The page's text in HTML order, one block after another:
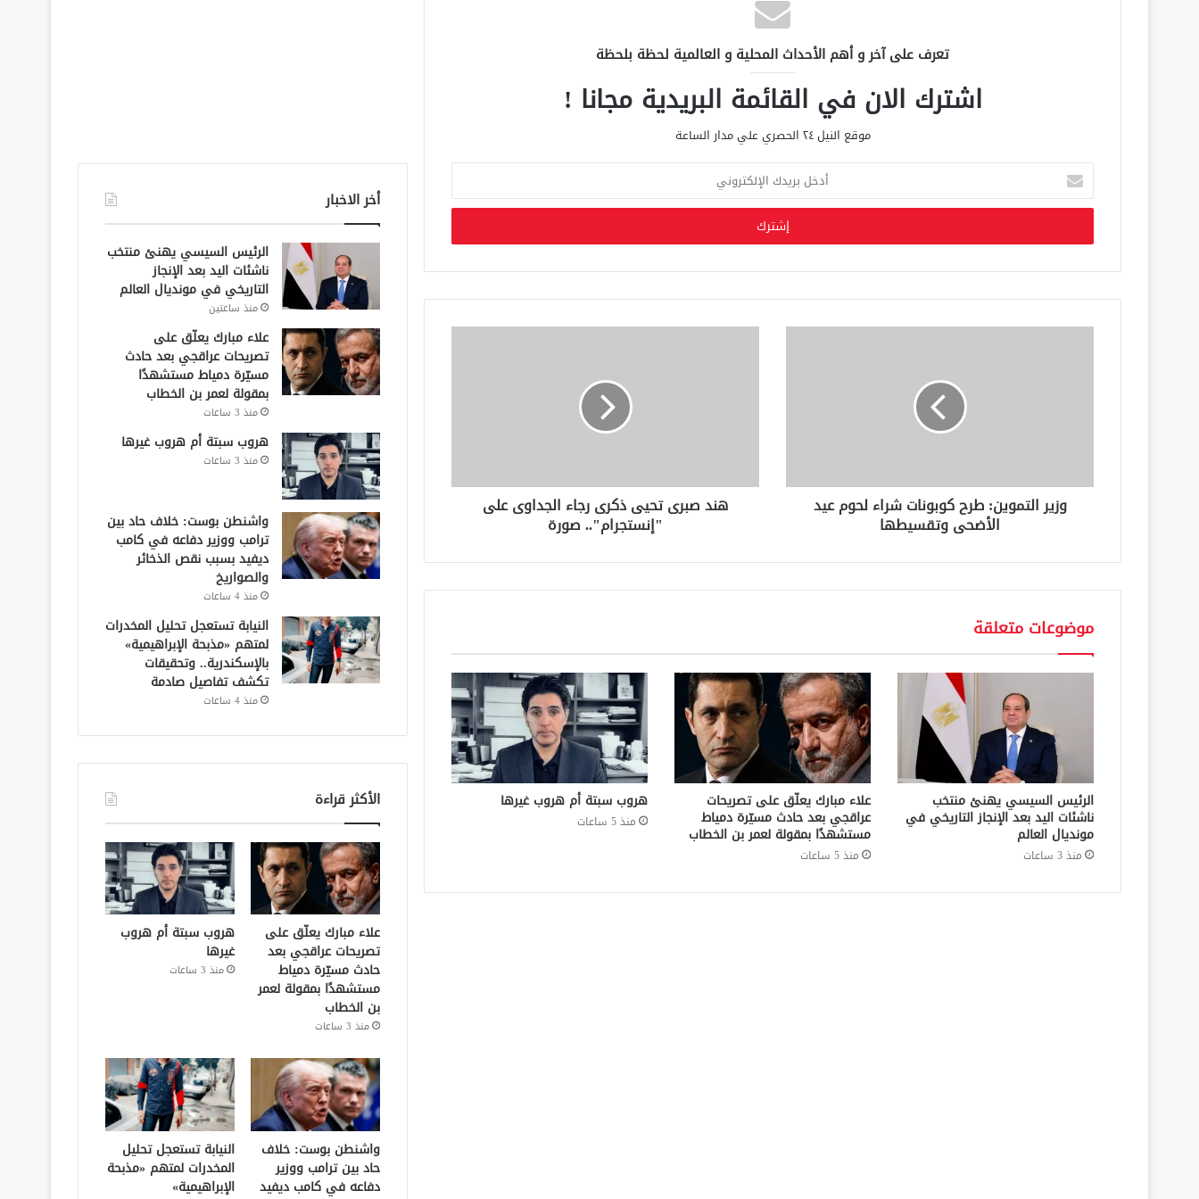
تعرف على آخر و أهم الأحداث المحلية و العالمية لحظة بلحظة
اشترك الان في القائمة البريدية مجانا !
موقع النيل ٢٤ الحصري علي مدار الساعة
خ
ب
ر
د
ك
ن
وزير التموين: طرح كوبونات شراء لحوم عيد
الأضحى وتقسيطها
هند صبرى تحيى ذكرى رجاء الجداوى على
"إنستجرام".. صورة
موضوعات متعلقة
الرئيس السيسي يهنئ منتخب
ناشئات اليد بعد الإنجاز التاريخي في
مونديال العالم
منذ 3 ساعات
علاء مبارك يعلّق على تصريحات
عراقجي بعد حادث مسيّرة دمياط
مستشهدًا بمقولة لعمر بن الخطاب
منذ 5 ساعات
هروب سبتة أم هروب غيرها
منذ 5 ساعات
أخر الاخبار
الرئيس السيسي يهنئ منتخب
ناشئات اليد بعد الإنجاز
التاريخي في مونديال العالم
منذ ساعتين
علاء مبارك يعلّق على
تصريحات عراقجي بعد حادث
مسيّرة دمياط مستشهدًا
بمقولة لعمر بن الخطاب
منذ 3 ساعات
هروب سبتة أم هروب غيرها
منذ 3 ساعات
واشنطن بوست: خلاف حاد بين
ترامب ووزير دفاعه في كامب
ديفيد بسبب نقص الذخائر
والصواريخ
منذ 4 ساعات
النيابة تستعجل تحليل المخدرات
لمتهم «مذبحة الإبراهيمية»
بالإسكندرية.. وتحقيقات
تكشف تفاصيل صادمة
منذ 4 ساعات
الأكثر قراءة
علاء مبارك يعلّق على
تصريحات عراقجي بعد
حادث مسيّرة دمياط
مستشهدًا بمقولة لعمر
بن الخطاب
منذ 3 ساعات
هروب سبتة أم هروب
غيرها
منذ 3 ساعات
واشنطن بوست: خلاف
حاد بين ترامب ووزير
دفاعه في كامب ديفيد
النيابة تستعجل تحليل
المخدرات لمتهم «مذبحة
الإبراهيمية»